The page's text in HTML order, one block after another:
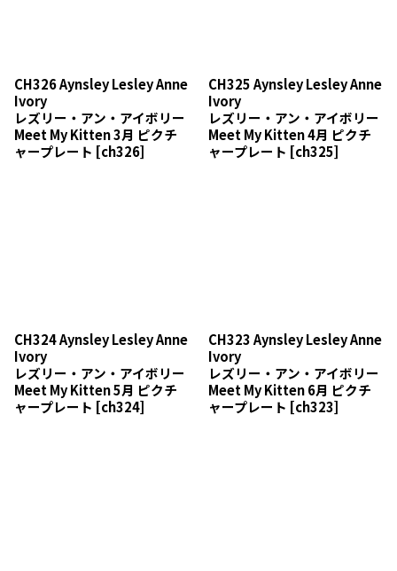
CH326 Aynsley Lesley Anne
Ivory
レズリー・アン・アイボリー
Meet My Kitten 3月 ピクチ
ャープレート [ch326]
CH325 Aynsley Lesley Anne
Ivory
レズリー・アン・アイボリー
Meet My Kitten 4月 ピクチ
ャープレート [ch325]
CH324 Aynsley Lesley Anne
Ivory
レズリー・アン・アイボリー
Meet My Kitten 5月 ピクチ
ャープレート [ch324]
CH323 Aynsley Lesley Anne
Ivory
レズリー・アン・アイボリー
Meet My Kitten 6月 ピクチ
ャープレート [ch323]